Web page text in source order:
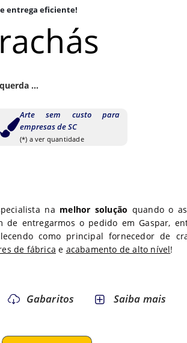
e entrega eficiente!
...
Arte sem custo para
empresas de SC
(*) a ver quantidade
na melhor solução quando o
de entregarmos o pedido emGaspar,
como principal fornecedor de
de fábrica e acabamento de alto nível!
Gabaritos Saiba mais